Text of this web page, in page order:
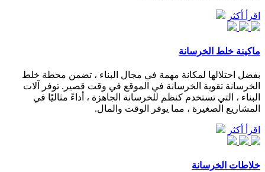
اقرأ أكثر
ماكينة خلط الخرسانة
بفضل احتلالها لمكانة مهمة في مجال البناء ، تضمن محطة خلط
الخرسانة تقوية الخرسانة في الموقع في وقت قصير. توفر آلات
البناء ، التي تستخدم كنظم للخرسانة الجاهزة ، أداءً مثاليًا في
المشاريع الصغيرة ، مما يوفر الوقت والمال.
اقرأ أكثر
خلاطات الخرسانة